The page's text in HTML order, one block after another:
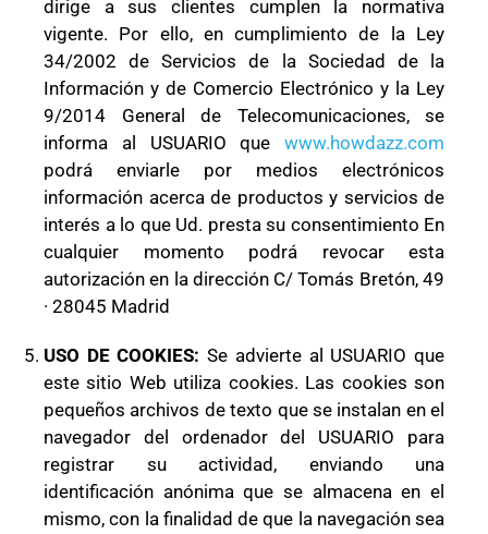
dirige a sus clientes cumplen la normativa
vigente. Por ello, en cumplimiento de la Ley
34/2002 de Servicios de la Sociedad de la
Información y de Comercio Electrónico y la Ley
9/2014 General de Telecomunicaciones, se
informa al USUARIO que www.howdazz.com
podrá enviarle por medios electrónicos
información acerca de productos y servicios de
interés a lo que Ud. presta su consentimiento En
cualquier momento podrá revocar esta
autorización en la dirección C/ Tomás Bretón, 49
· 28045 Madrid
USO DE COOKIES: Se advierte al USUARIO que
este sitio Web utiliza cookies. Las cookies son
pequeños archivos de texto que se instalan en el
navegador del ordenador del USUARIO para
registrar su actividad, enviando una
identificación anónima que se almacena en el
mismo, con la finalidad de que la navegación sea